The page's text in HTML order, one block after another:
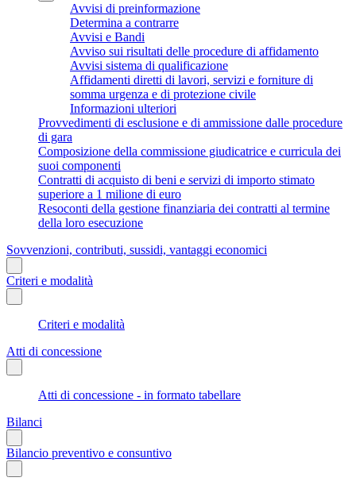
Avvisi di preinformazione
Determina a contrarre
Avvisi e Bandi
Avviso sui risultati delle procedure di affidamento
Avvisi sistema di qualificazione
Affidamenti diretti di lavori, servizi e forniture di
somma urgenza e di protezione civile
Informazioni ulteriori
Provvedimenti di esclusione e di ammissione dalle procedure
di gara
Composizione della commissione giudicatrice e curricula dei
suoi componenti
Contratti di acquisto di beni e servizi di importo stimato
superiore a 1 milione di euro
Resoconti della gestione finanziaria dei contratti al termine
della loro esecuzione
Sovvenzioni, contributi, sussidi, vantaggi economici
Criteri e modalità
Criteri e modalità
Atti di concessione
Atti di concessione - in formato tabellare
Bilanci
Bilancio preventivo e consuntivo